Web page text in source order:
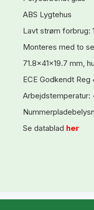
ABS Lygtehus
Lavt strøm forbrug:
Monteres med to
71.8x41x19.7 mm,
ECE Godkendt Reg
Arbejdstemperatur:
Se datablad her